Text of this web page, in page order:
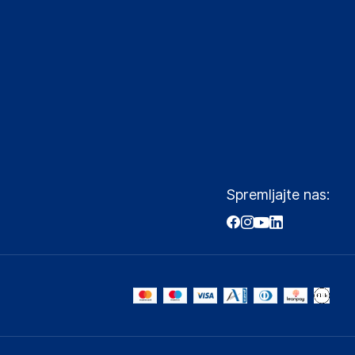
Spremljajte nas: